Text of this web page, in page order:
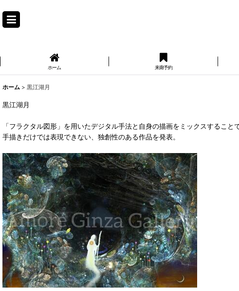
アモー
ホーム 来廊予約
ホーム > 黒江湖月
黒江湖月
「フラクタル図形」を用いたデジタル手法と自身の描画をミックスするこ
手描きだけでは表現できない、独創性のある作品を発表。